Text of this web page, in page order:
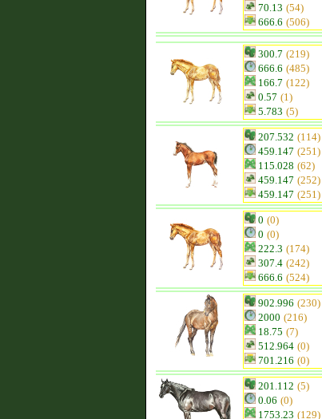
70.13 (54)
666.6 (506)
300.7 (219)
666.6 (485)
166.7 (122)
0.57 (1)
5.783 (5)
207.532 (114)
459.147 (251)
115.028 (62)
459.147 (252)
459.147 (251)
0 (0)
0 (0)
222.3 (174)
307.4 (242)
666.6 (524)
902.996 (230)
2000 (216)
18.75 (7)
512.964 (0)
701.216 (0)
201.112 (5)
0.06 (0)
1753.23 (129)